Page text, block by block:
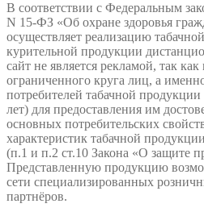
В соответствии с Федеральным
N 15-ФЗ «Об охране здоровья
осуществляет реализацию
курительной продукции
сайт не является рекламой, так
ограниченного круга лиц, а
потребителей табачной
лет) для предоставления им
основных потребительских
характеристик табачной
(п.1 и п.2 ст.10 Закона «О защите
Представленную продукцию
сети специализированных
партнёров.